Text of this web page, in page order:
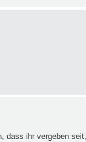
dass ihr vergeben